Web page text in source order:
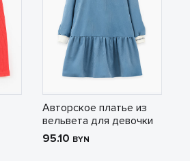
Авторское платье из
вельвета для девочки
95.10 BYN